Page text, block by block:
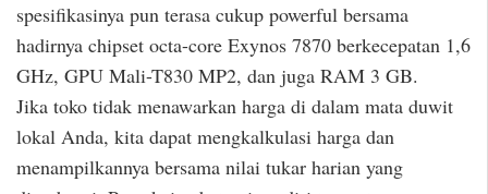
spesifikasinya pun terasa cukup powerful bersama
hadirnya chipset octa-core Exynos 7870 berkecepatan 1,6
GHz, GPU Mali-T830 MP2, dan juga RAM 3 GB.
Jika toko tidak menawarkan harga di dalam mata duwit
lokal Anda, kita dapat mengkalkulasi harga dan
menampilkannya bersama nilai tukar harian yang